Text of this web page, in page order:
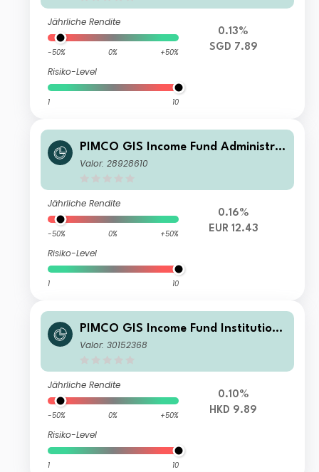
Jährliche Rendite
-50% 0% +50%
Risiko-Level
1 10
0.13%
SGD 7.89
PIMCO GIS Income Fund Administra
tive EUR (Hedged) Accumulation
Valor: 28928610
Jährliche Rendite
-50% 0% +50%
Risiko-Level
1 10
0.16%
EUR 12.43
PIMCO GIS Income Fund Institutiona
l HKD (Unhedged) Income
Valor: 30152368
Jährliche Rendite
-50% 0% +50%
Risiko-Level
1 10
0.10%
HKD 9.89